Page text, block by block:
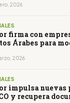
2026
firma con
Árabes para
2026
impulsa nuevas
y recupera